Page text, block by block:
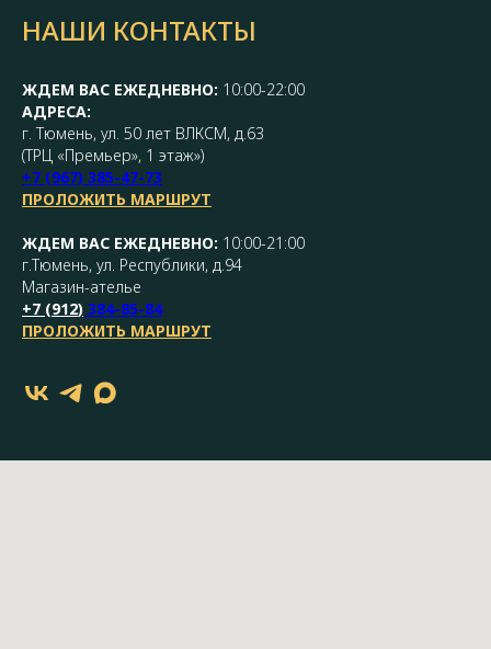
НАШИ КОНТАКТЫ
ЖДЕМ ВАС ЕЖЕДНЕВНО: 10:00-22:00
АДРЕСА:
г. Тюмень, ул. 50 лет ВЛКСМ, д.63
(ТРЦ «Премьер», 1 этаж»)
+7 (967) 385-47-73
ПРОЛОЖИТЬ МАРШРУТ
ЖДЕМ ВАС ЕЖЕДНЕВНО: 10:00-21:00
г.Тюмень, ул. Республики, д.94
Магазин-ателье
+7 (912) 384-85-84
ПРОЛОЖИТЬ МАРШРУТ